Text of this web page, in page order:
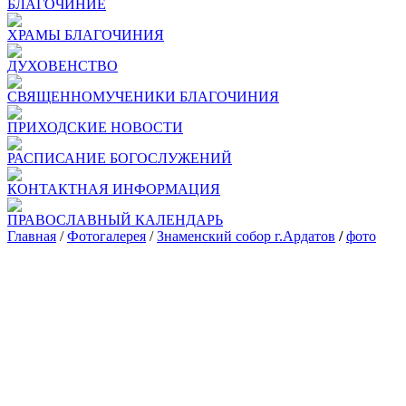
БЛАГОЧИНИЕ
ХРАМЫ БЛАГОЧИНИЯ
ДУХОВЕНСТВО
СВЯЩЕННОМУЧЕНИКИ БЛАГОЧИНИЯ
ПРИХОДСКИЕ НОВОСТИ
РАСПИСАНИЕ БОГОСЛУЖЕНИЙ
КОНТАКТНАЯ ИНФОРМАЦИЯ
ПРАВОСЛАВНЫЙ КАЛЕНДАРЬ
Главная /Фотогалерея /Знаменский собор г.Ардатов /фото